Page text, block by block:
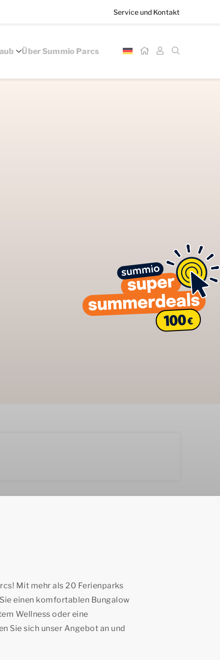
Service und Kontakt
Über Summio Parcs
Mit mehr als 20 Ferienparks
einen komfortablen Bungalow
Wellness oder eine
Sie sich unser Angebot an und